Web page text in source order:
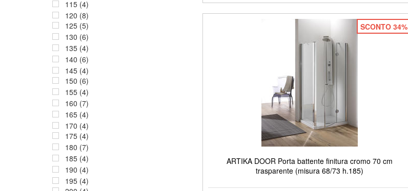
115 (4)
120 (8)
125 (5)
130 (6)
135 (4)
140 (6)
145 (4)
150 (6)
155 (4)
160 (7)
165 (4)
170 (4)
175 (4)
180 (7)
185 (4)
190 (4)
195 (4)
SCONTO 34%
ARTIKA DOOR Porta battente finitura cromo 70 cm
trasparente (misura 68/73 h.185)